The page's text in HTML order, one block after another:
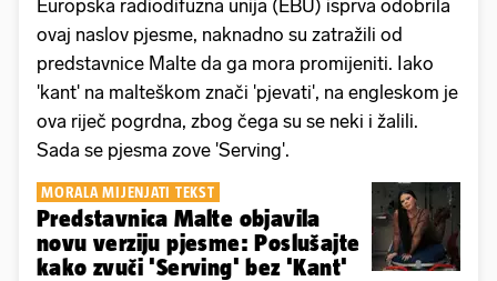
Europska radiodifuzna unija (EBU) isprva odobrila
ovaj naslov pjesme, naknadno su zatražili od
predstavnice Malte da ga mora promijeniti. Iako
'kant' na malteškom znači 'pjevati', na engleskom je
ova riječ pogrdna, zbog čega su se neki i žalili.
Sada se pjesma zove 'Serving'.
MORALA MIJENJATI TEKST
Predstavnica Malte objavila
novu verziju pjesme: Poslušajte
kako zvuči 'Serving' bez 'Kant'